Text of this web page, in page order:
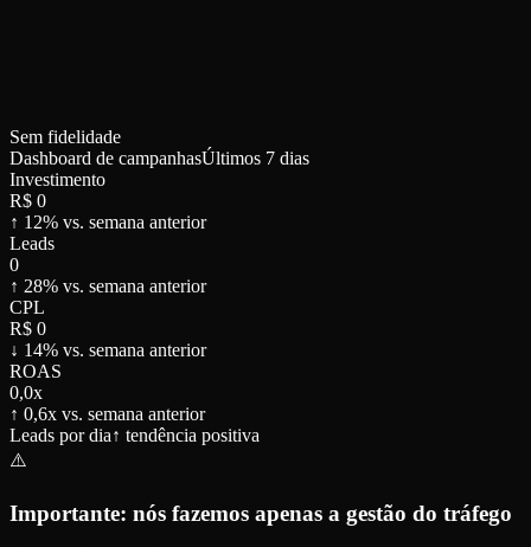
Sem fidelidade
Dashboard de campanhasÚltimos 7 dias
Investimento
R$ 0
↑ 12% vs. semana anterior
Leads
0
↑ 28% vs. semana anterior
CPL
R$ 0
↓ 14% vs. semana anterior
ROAS
0,0x
↑ 0,6x vs. semana anterior
Leads por dia↑ tendência positiva
⚠️
Importante: nós fazemos apenas a gestão do tráfego